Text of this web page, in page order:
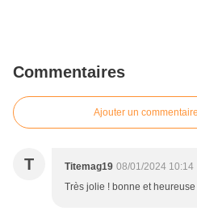
Commentaires
Ajouter un commentaire
T Titemag19 08/01/2024 10:14
Très jolie ! bonne et